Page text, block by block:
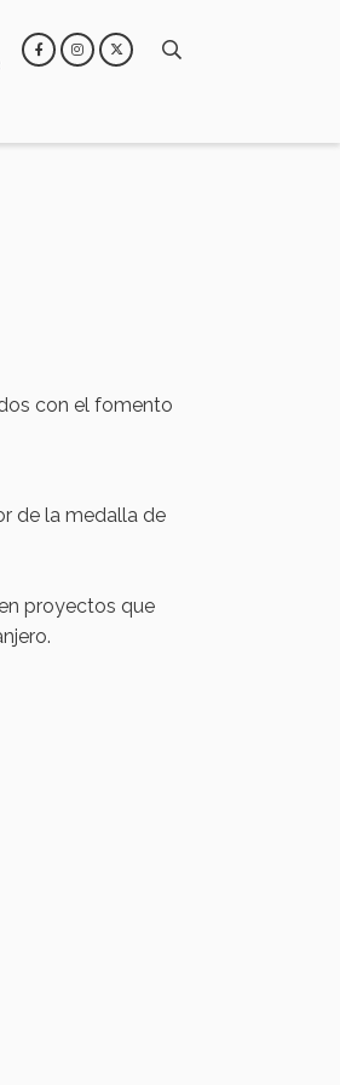
con el fomento
de la medalla de
proyectos que